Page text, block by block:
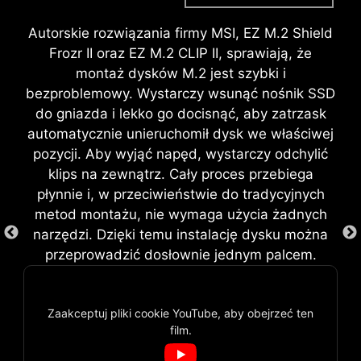
Autorskie rozwiązania firmy MSI, EZ M.2 Shield
Frozr II oraz EZ M.2 CLIP II, sprawiają, że
montaż dysków M.2 jest szybki i
bezproblemowy. Wystarczy wsunąć nośnik SSD
do gniazda i lekko go docisnąć, aby zatrzask
automatycznie unieruchomił dysk we właściwej
pozycji. Aby wyjąć napęd, wystarczy odchylić
klips na zewnątrz. Cały proces przebiega
płynnie i, w przeciwieństwie do tradycyjnych
metod montażu, nie wymaga użycia żadnych
narzędzi. Dzięki temu instalację dysku można
przeprowadzić dosłownie jednym palcem.
Zaakceptuj pliki cookie YouTube, aby obejrzeć ten
film.
podzespołom, jak i wygodę montażu, co
przekłada się na trwałość Twojego systemu.
MOUNTING
Obwody znajdujące się na płytach głównych
MSI zaprojektowano tak, aby stworzyć na
ZŁĄCZE EZ CONN (JAF_1)
Wyjątkowe złącze JAF_1 firmy MSI pozwala na
DIODY EZ DEBUG LED
Wbudowane diody LED wskażą Ci
źródło problemu, dzięki czemu
będziesz dokładnie wiedział, gdzie
szukać przyczyny awarii i szybko
przywrócisz sprawność systemu.
pamięci, dzięki czemu użytkownicy mogą łatwo
zwiększyć wydajność swojego systemu bez
zagłębiania się w skomplikowane meandry
ustawień.
taktowania pamięci XMP, po to,
aby automatycznie przetaktować